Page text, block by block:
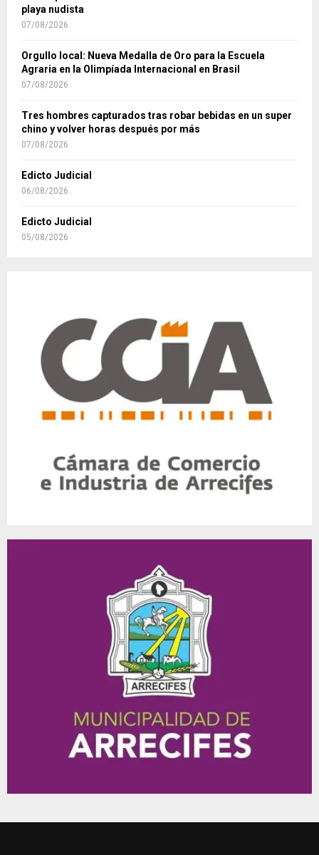
playa nudista
07/08/2026
Orgullo local: Nueva Medalla de Oro para la Escuela
Agraria en la Olimpíada Internacional en Brasil
07/08/2026
Tres hombres capturados tras robar bebidas en un super
chino y volver horas después por más
07/08/2026
Edicto Judicial
06/08/2026
Edicto Judicial
05/08/2026